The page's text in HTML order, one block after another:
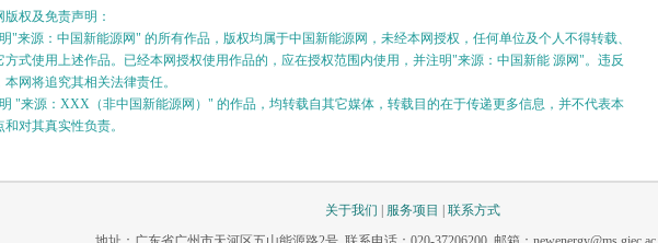
权及免责声明：
"来源：中国新能源网" 的所有作品，版权均属于中国新能源网，未经本网授权，任何单位及个人不得转载、
方式使用上述作品。已经本网授权使用作品的，应在授权范围内使用，并注明"来源：中国新能 源网"。违反
网将追究其相关法律责任。
"来源：XXX（非中国新能源网）" 的作品，均转载自其它媒体，转载目的在于传递更多信息，并不代表本
对其真实性负责。
关于我们 服务项目
联系方式